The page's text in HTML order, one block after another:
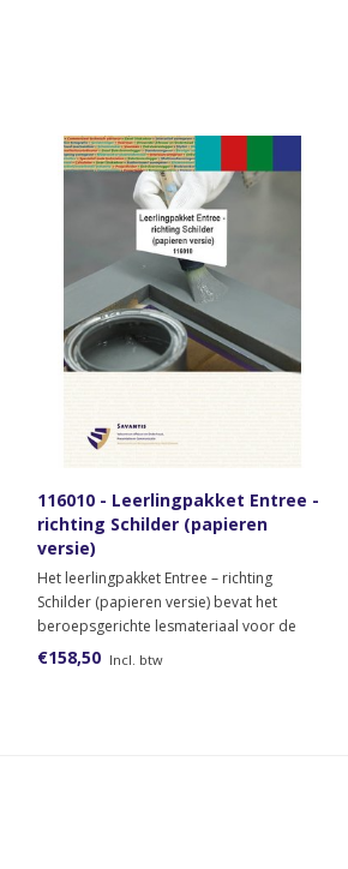
116010 - Leerlingpakket Entree -
richting Schilder (papieren
versie)
Het leerlingpakket Entree – richting
Schilder (papieren versie) bevat het
beroepsgerichte lesmateriaal voor de
Entree opleiding niveau 1 profiel bouwen,
€158,50 Incl. btw